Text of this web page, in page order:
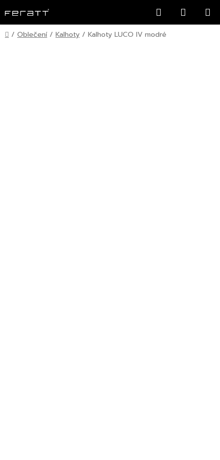
na
obsah
Hledat
KOŠÍK
Domů
/ Oblečení / Kalhoty / Kalhoty LUCO IV modré